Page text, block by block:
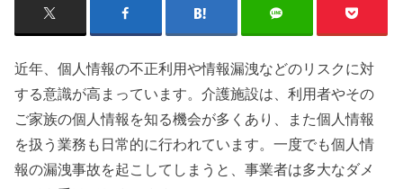
近年、個人情報の不正利用や情報漏洩などのリスクに対
する意識が高まっています。介護施設は、利用者やその
ご家族の個人情報を知る機会が多くあり、また個人情報
を扱う業務も日常的に行われています。一度でも個人情
報の漏洩事故を起こしてしまうと、事業者は多大なダメ